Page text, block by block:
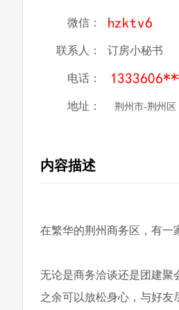
微信：
联系人： 订房小秘书
电话：
地址： 荆州市-荆州区
内容描述
在繁华的荆州商务区，有一
无论是商务洽谈还是团建聚
之余可以放松身心，与好友